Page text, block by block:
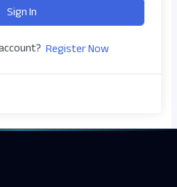
Sign In
Register Now